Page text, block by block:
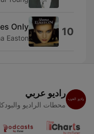
10
Only
Easton
راديو عربي
محطات الراديو